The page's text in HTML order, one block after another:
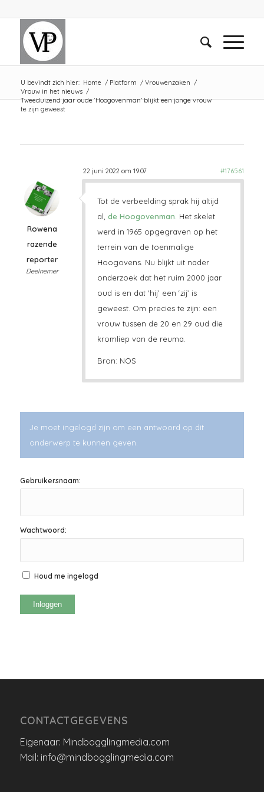
U bevindt zich hier: Home / Platform / Vrouwenzaken /
Vrouw in het nieuws /
Tweeduizend jaar oude ‘Hoogovenman’ blijkt een jonge vrouw
te zijn geweest
22 juni 2022 om 19:07 #176561
Rowena
razende
reporter
Deelnemer
Tot de verbeelding sprak hij altijd
al, de Hoogovenman . Het skelet
werd in 1965 opgegraven op het
terrein van de toenmalige
Hoogovens. Nu blijkt uit nader
onderzoek dat het ruim 2000 jaar
oud is en dat ‘hij’ een ‘zij’ is
geweest. Om precies te zijn: een
vrouw tussen de 20 en 29 oud die
kromliep van de reuma.
Bron: NOS
Je moet ingelogd zijn om een antwoord op dit
onderwerp te kunnen geven.
Gebruikersnaam:
Wachtwoord:
Houd me ingelogd
Inloggen
CONTACTGEGEVENS
Eigenaar: Mindbogglingmedia.com
Mail: info@mindbogglingmedia.com